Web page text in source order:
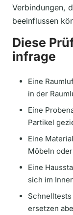
Verbindungen,
beeinflussen
Diese
infrage
Eine
in der
Eine
Partikel
Eine
Möbeln
Eine
sich im
ersetzen